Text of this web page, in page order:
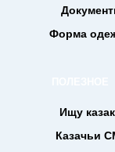
Форма
Ищу
Казачьи